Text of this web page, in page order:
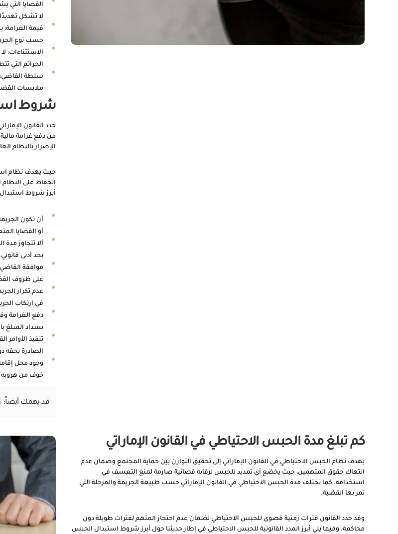
القضايا التي
لا تشكل
قيمة الغرامة:
حسب نوع
الاستثناءات:
الجرائم التي
سلطة القاضي:
ملابسات
شروط
حدد القانون
من دفع غرامة
الإضرار بالنظام
حيث يهدف نظام
الحفاظ على
أبرز شروط استبدال
أن تكون
أو القضايا
ألا تتجاوز
بحد أدنى قانوني.
موافقة
على ظروف
عدم تكرار
في ارتكاب
دفع الغرامة
بسداد المبلغ
تنفيذ الأوامر
الصادرة بحقه
وجود محل
خوف من هروبه
قد يهمك أيضاً:
كم تبلغ مدة الحبس الاحتياطي في القانون الإماراتي
يهدف نظام الحبس الاحتياطي في القانون الإماراتي إلى تحقيق التوازن بين حماية المجتمع وضمان عدم
انتهاك حقوق المتهمين، حيث يخضع أي تمديد للحبس لرقابة قضائية صارمة لمنع التعسف في
استخدامه. كما تختلف مدة الحبس الاحتياطي في القانون الإماراتي حسب طبيعة الجريمة والمرحلة التي
تمر بها القضية.
وقد حدد القانون فترات زمنية قصوى للحبس الاحتياطي لضمان عدم احتجاز المتهم لفترات طويلة دون
محاكمة. وفيما يلي أبرز المدد القانونية للحبس الاحتياطي في إطار حديثنا حول أبرز شروط استبدال الحبس